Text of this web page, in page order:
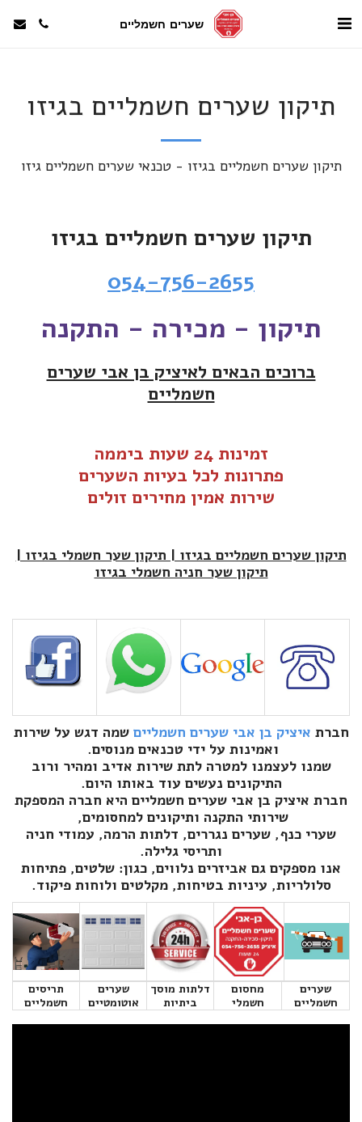
שערים חשמליים
תיקון שערים חשמליים בגיזו
תיקון שערים חשמליים בגיזו - טכנאי שערים חשמליים גיזו
תיקון שערים חשמליים בגיזו
054-756-2655
תיקון - מכירה - התקנה
ברוכים הבאים לאיציק בן אבי שערים
חשמליים
זמינות 24 שעות ביממה
פתרונות לכל בעיות השערים
שירות אמין מחירים זולים
תיקון שערים חשמליים בגיזו | תיקון שער חשמלי בגיזו |
תיקון שער חניה חשמלי בגיזו
חברת איציק בן אבי שערים חשמליים שמה דגש על שירות
ואמינות על ידי טכנאים מנוסים.
שמנו לעצמנו למטרה לתת שירות אדיב ומהיר ורוב
התיקונים נעשים עוד באותו היום.
חברת איציק בן אבי שערים חשמליים היא חברה המספקת
שירותי התקנה ותיקונים למחסומים,
שערי כנף, שערים נגררים, דלתות הרמה, עמודי חניה
ותריסי גלילה.
אנו מספקים גם אביזרים נלווים, כגון: שלטים, פתיחות
סלולריות, עיניות בטיחות, מקלטים ולוחות פיקוד.
שערים
חשמליים
מחסום
חשמלי
דלתות מוסך
ביתיות
שערים
אוטומטיים
תריסים
חשמליים